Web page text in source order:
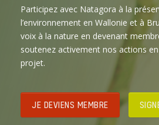
Participez avec Natagora à la
l’environnement en Wallonie et à
voix à la nature en devenant
soutenez activement nos actions
projet.
JE DEVIENS MEMBRE